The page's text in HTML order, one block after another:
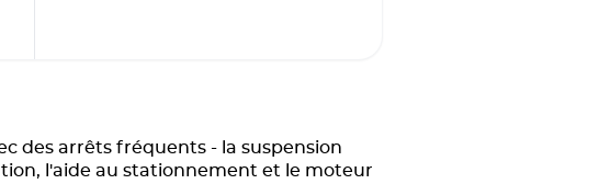
des arrêts fréquents - la suspension
l'aide au stationnement et le moteur